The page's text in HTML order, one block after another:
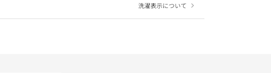
洗濯表示について